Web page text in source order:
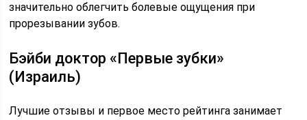
значительно облегчить болевые ощущения при
прорезывании зубов.
Бэйби доктор «Первые зубки»
(Израиль)
Лучшие отзывы и первое место рейтинга занимает